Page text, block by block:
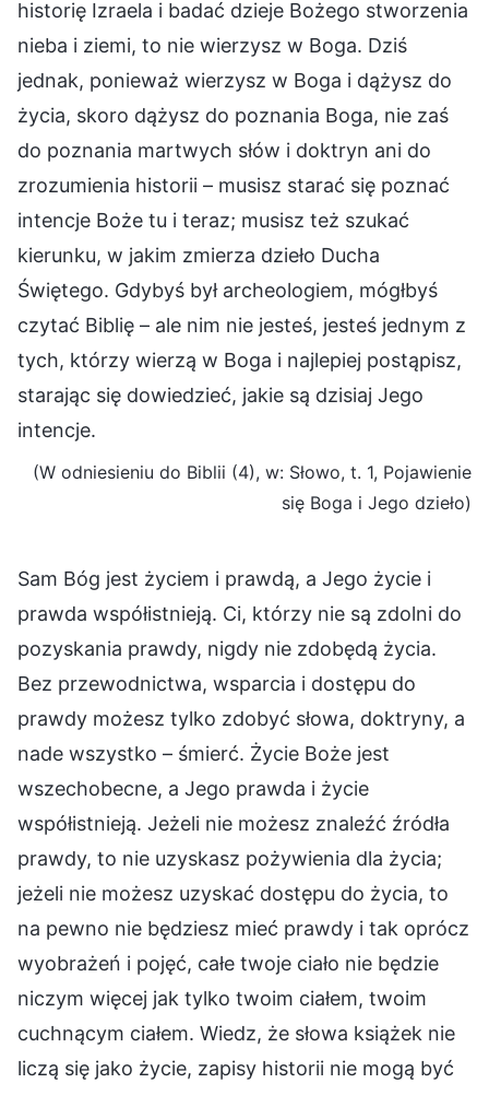
historię Izraela i badać dzieje Bożego stworzenia
nieba i ziemi, to nie wierzysz w Boga. Dziś
jednak, ponieważ wierzysz w Boga i dążysz do
życia, skoro dążysz do poznania Boga, nie zaś
do poznania martwych słów i doktryn ani do
zrozumienia historii – musisz starać się poznać
intencje Boże tu i teraz; musisz też szukać
kierunku, w jakim zmierza dzieło Ducha
Świętego. Gdybyś był archeologiem, mógłbyś
czytać Biblię – ale nim nie jesteś, jesteś jednym z
tych, którzy wierzą w Boga i najlepiej postąpisz,
starając się dowiedzieć, jakie są dzisiaj Jego
intencje.
(W odniesieniu do Biblii (4), w: Słowo, t. 1, Pojawienie
się Boga i Jego dzieło)
Sam Bóg jest życiem i prawdą, a Jego życie i
prawda współistnieją. Ci, którzy nie są zdolni do
pozyskania prawdy, nigdy nie zdobędą życia.
Bez przewodnictwa, wsparcia i dostępu do
prawdy możesz tylko zdobyć słowa, doktryny, a
nade wszystko – śmierć. Życie Boże jest
wszechobecne, a Jego prawda i życie
współistnieją. Jeżeli nie możesz znaleźć źródła
prawdy, to nie uzyskasz pożywienia dla życia;
jeżeli nie możesz uzyskać dostępu do życia, to
na pewno nie będziesz mieć prawdy i tak oprócz
wyobrażeń i pojęć, całe twoje ciało nie będzie
niczym więcej jak tylko twoim ciałem, twoim
cuchnącym ciałem. Wiedz, że słowa książek nie
liczą się jako życie, zapisy historii nie mogą być